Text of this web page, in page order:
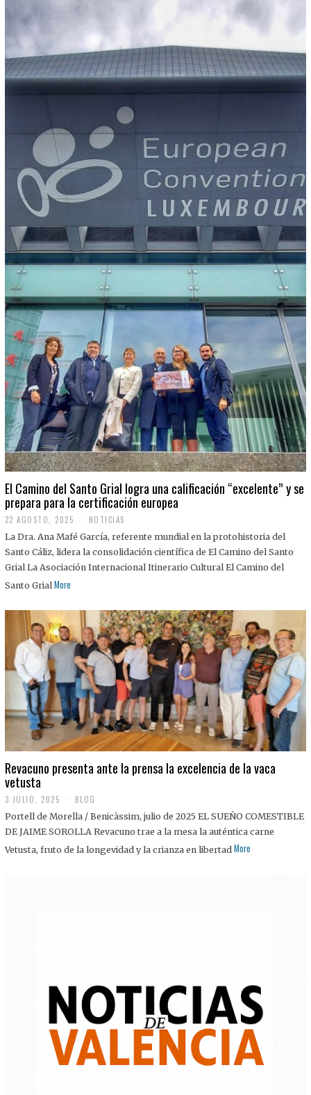
El Camino del Santo Grial logra una calificación “excelente” y se
prepara para la certificación europea
22 AGOSTO, 2025
2
A
G
O
S
2
5
NOTICIAS
La Dra. Ana Mafé García, referente mundial en la protohistoria del
Santo Cáliz, lidera la consolidación científica de El Camino del Santo
Grial La Asociación Internacional Itinerario Cultural El Camino del
Santo Grial More
Revacuno presenta ante la prensa la excelencia de la vaca
vetusta
3 JULIO, 2025
J
U
I
BLOG
Portell de Morella / Benicàssim, julio de 2025 EL SUEÑO COMESTIBLE
DE JAIME SOROLLA Revacuno trae a la mesa la auténtica carne
Vetusta, fruto de la longevidad y la crianza en libertad More